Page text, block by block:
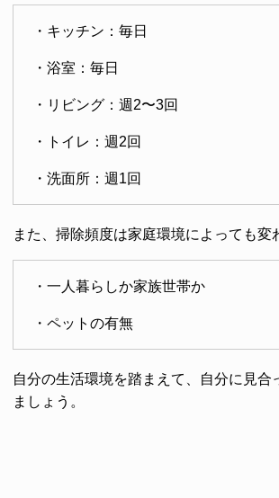
・キッチン：毎日
・浴室：毎日
・リビング：週2〜3回
・トイレ：週2回
・洗面所：週1回
また、掃除頻度は家庭環境によっても変
・一人暮らしか家族世帯か
・ペットの有無
自分の生活環境を踏まえて、自分に見合
ましょう。